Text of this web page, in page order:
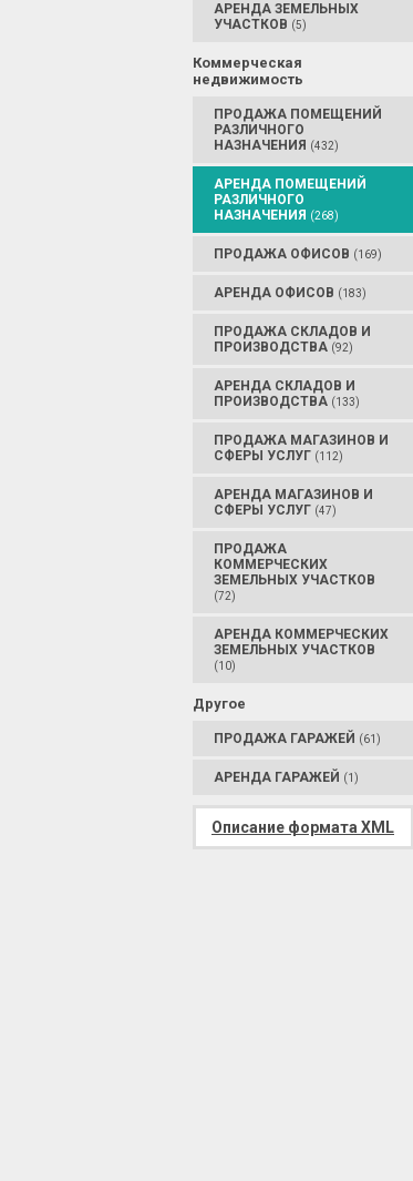
АРЕНДА ЗЕМЕЛЬНЫХ
УЧАСТКОВ (5)
Коммерческая
недвижимость
ПРОДАЖА ПОМЕЩЕНИЙ
РАЗЛИЧНОГО
НАЗНАЧЕНИЯ (432)
АРЕНДА ПОМЕЩЕНИЙ
РАЗЛИЧНОГО
НАЗНАЧЕНИЯ (268)
ПРОДАЖА ОФИСОВ (169)
АРЕНДА ОФИСОВ (183)
ПРОДАЖА СКЛАДОВ И
ПРОИЗВОДСТВА (92)
АРЕНДА СКЛАДОВ И
ПРОИЗВОДСТВА (133)
ПРОДАЖА МАГАЗИНОВ И
СФЕРЫ УСЛУГ (112)
АРЕНДА МАГАЗИНОВ И
СФЕРЫ УСЛУГ (47)
ПРОДАЖА
КОММЕРЧЕСКИХ
ЗЕМЕЛЬНЫХ УЧАСТКОВ
(72)
АРЕНДА КОММЕРЧЕСКИХ
ЗЕМЕЛЬНЫХ УЧАСТКОВ
(10)
Другое
ПРОДАЖА ГАРАЖЕЙ (61)
АРЕНДА ГАРАЖЕЙ (1)
Описание формата XML